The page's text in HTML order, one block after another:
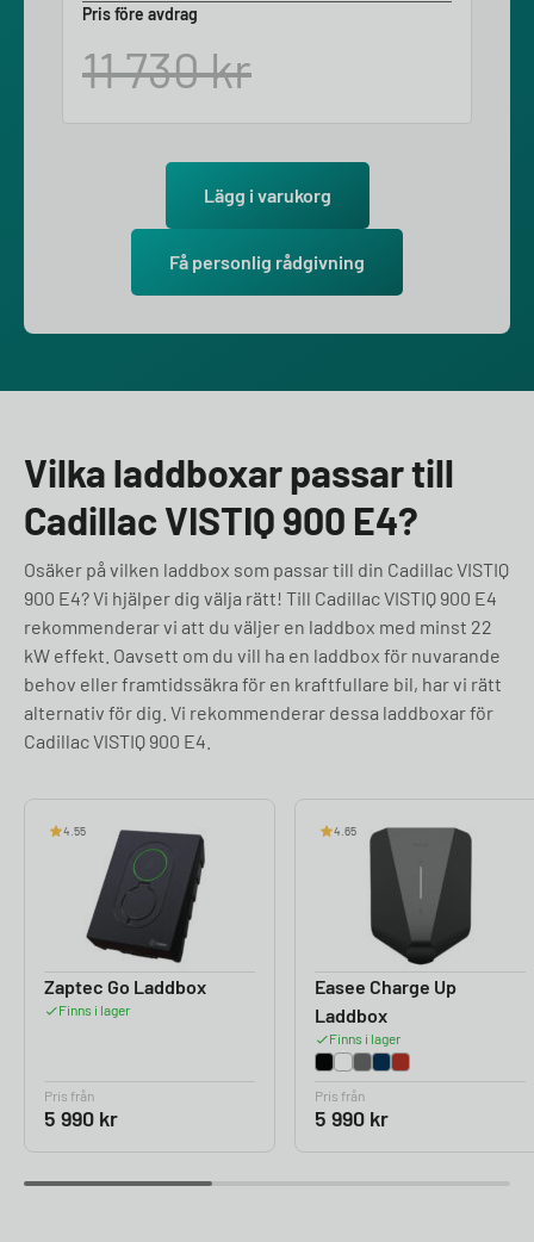
Pris före avdrag
11 730kr
Lägg i varukorg
Få personlig rådgivning
Vilka laddboxar passar till
Cadillac VISTIQ 900 E4?
Osäker på vilken laddbox som passar till din Cadillac VISTIQ
900 E4? Vi hjälper dig välja rätt! Till Cadillac VISTIQ 900 E4
rekommenderar vi att du väljer en laddbox med minst 22
kW effekt. Oavsett om du vill ha en laddbox för nuvarande
behov eller framtidssäkra för en kraftfullare bil, har vi rätt
alternativ för dig. Vi rekommenderar dessa laddboxar för
Cadillac VISTIQ 900 E4.
4.55
Zaptec Go Laddbox
Finns i lager
Pris från
5 990 kr
4.65
Easee Charge Up
Laddbox
Finns i lager
Pris från
5 990 kr